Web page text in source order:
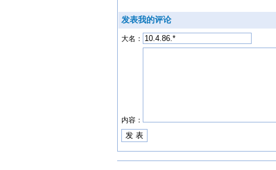
发表我的评论
大名：
内容：